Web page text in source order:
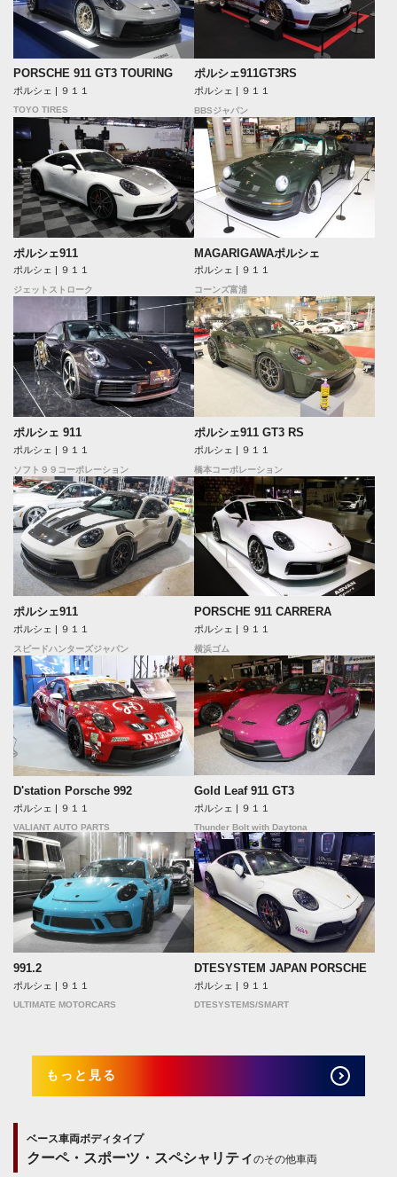
PORSCHE 911 GT3 TOURING
ポルシェ | ９１１
TOYO TIRES
ポルシェ911GT3RS
ポルシェ | ９１１
BBSジャパン
ポルシェ911
ポルシェ | ９１１
ジェットストローク
MAGARIGAWAポルシェ
ポルシェ | ９１１
コーンズ富浦
ポルシェ 911
ポルシェ | ９１１
ソフト９９コーポレーション
ポルシェ911 GT3 RS
ポルシェ | ９１１
橋本コーポレーション
ポルシェ911
ポルシェ | ９１１
スピードハンターズジャパン
PORSCHE 911 CARRERA
ポルシェ | ９１１
横浜ゴム
D'station Porsche 992
ポルシェ | ９１１
VALIANT AUTO PARTS
Gold Leaf 911 GT3
ポルシェ | ９１１
Thunder Bolt with Daytona
991.2
ポルシェ | ９１１
ULTIMATE MOTORCARS
DTESYSTEM JAPAN PORSCHE
ポルシェ | ９１１
DTESYSTEMS/SMART
もっと見る
ベース車両ボディタイプ
クーペ・スポーツ・スペシャリティのその他車両